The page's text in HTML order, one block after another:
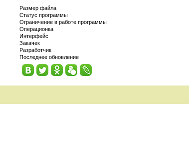
Размер файла
Статус программы
Ограничение в работе программы
Операционка
Интерфейс
Закачек
Разработчик
Последнее обновление